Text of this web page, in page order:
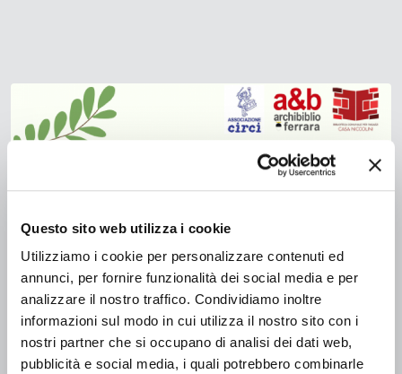
Questo sito web utilizza i cookie
Utilizziamo i cookie per personalizzare contenuti ed
annunci, per fornire funzionalità dei social media e per
analizzare il nostro traffico. Condividiamo inoltre
informazioni sul modo in cui utilizza il nostro sito con i
nostri partner che si occupano di analisi dei dati web,
pubblicità e social media, i quali potrebbero combinarle
L’Albero delle storie 2026 – Biblioteca Casa Niccolini
1 2